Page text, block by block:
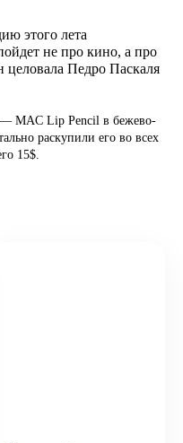
этого лета
не про кино, а про
целовала Педро Паскаля
— MAC Lip Pencil в бежево-
раскупили его во всех
15$.